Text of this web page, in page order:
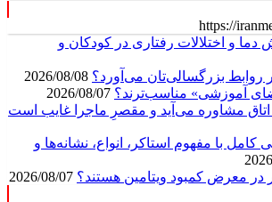
https://
دما و اختلالات رفتاری در کودکان و
بزرگسالی‌تان می‌آورد؟
آموزشی» مناسب‌ترند؟
مشاوره می‌آید و مقصرِ ماجرا غایب است
کامل با مفهوم استاکر، انواع، نشانه‌ها و
در معرض کمبود ویتامین هستند؟